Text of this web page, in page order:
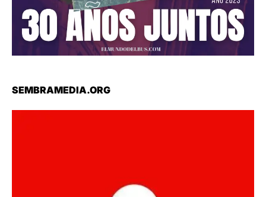
SEMBRAMEDIA.ORG